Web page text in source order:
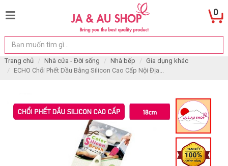
0
Trang chủ Nhà cửa - Đời sống Nhà bếp
Gia dụng khác
ECHO Chổi Phết Dầu Bằng Silicon Cao Cấp Nội Địa...